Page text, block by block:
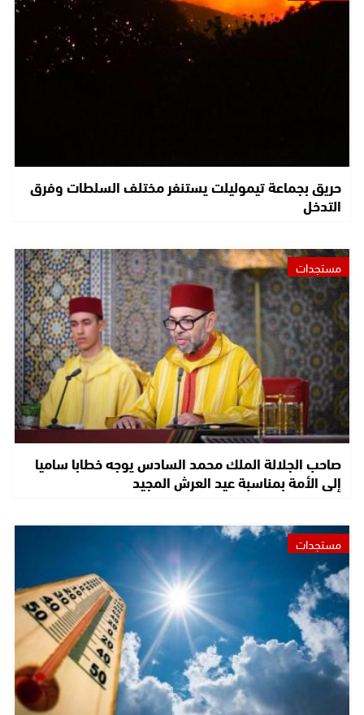
حريق بجماعة تيموليلت يستنفر مختلف السلطات وفرق
التدخل
مستجدات
صاحب الجلالة الملك محمد السادس يوجه خطابا ساميا
إلى الأمة بمناسبة عيد العرش المجيد
مستجدات